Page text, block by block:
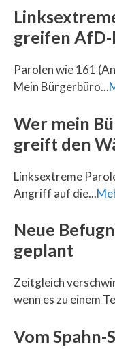
greifen
Parolen wie 161
Mein Bürgerbüro...
Wer mein
greift den
Linksextreme
Angriff auf die...
Neue
geplant
Zeitgleich
wenn es zu einem
Vom Spahn-